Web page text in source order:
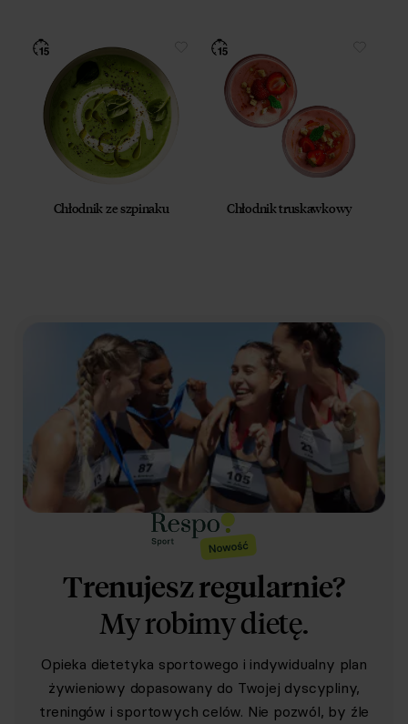
Chłodnik ze szpinaku Chłodnik truskawkowy
Trenujesz regularnie?
My robimy dietę.
Opieka dietetyka sportowego i indywidualny plan
żywieniowy dopasowany do Twojej dyscypliny,
treningów i sportowych celów. Nie pozwól, by źle